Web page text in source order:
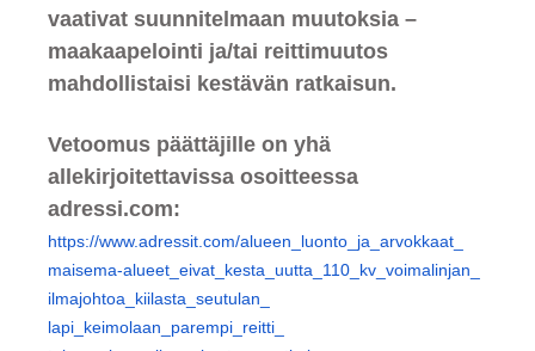
vaativat suunnitelmaan muutoksia –
maakaapelointi ja/tai reittimuutos
mahdollistaisi kestävän ratkaisun.
Vetoomus päättäjille on yhä
allekirjoitettavissa osoitteessa
adressi.com:
https://www.adressit.com/alueen_luonto_ja_arvokkaat_
maisema-alueet_eivat_kesta_ uutta_110_kv_voimalinjan_
ilmajohtoa_kiilasta_seutulan_
lapi_keimolaan_parempi_reitti_